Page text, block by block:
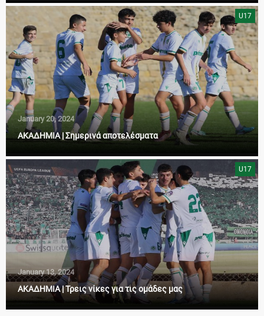
U17
January 20, 2024
ΑΚΑΔΗΜΙΑ | Σημερινά αποτελέσματα
U17
January 13, 2024
ΑΚΑΔΗΜΙΑ | Τρεις νίκες για τις ομάδες μας